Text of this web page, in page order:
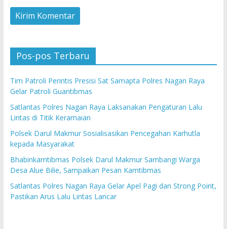
Pos-pos Terbaru
Tim Patroli Perintis Presisi Sat Samapta Polres Nagan Raya
Gelar Patroli Guantibmas
Satlantas Polres Nagan Raya Laksanakan Pengaturan Lalu
Lintas di Titik Keramaian
Polsek Darul Makmur Sosialisasikan Pencegahan Karhutla
kepada Masyarakat
Bhabinkamtibmas Polsek Darul Makmur Sambangi Warga
Desa Alue Bilie, Sampaikan Pesan Kamtibmas
Satlantas Polres Nagan Raya Gelar Apel Pagi dan Strong Point,
Pastikan Arus Lalu Lintas Lancar